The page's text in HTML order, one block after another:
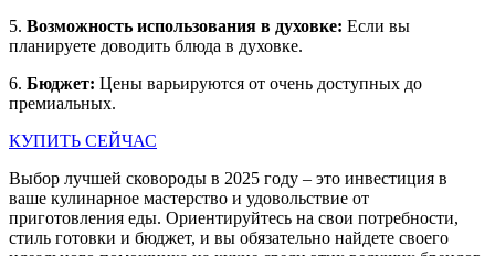
5. Возможность использования в духовке: Если вы
планируете доводить блюда в духовке.
6. Бюджет: Цены варьируются от очень доступных до
премиальных.
КУПИТЬ СЕЙЧАС
Выбор лучшей сковороды в 2025 году – это инвестиция в
ваше кулинарное мастерство и удовольствие от
приготовления еды. Ориентируйтесь на свои потребности,
стиль готовки и бюджет, и вы обязательно найдете своего